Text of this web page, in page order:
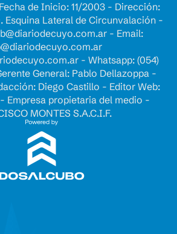
de Inicio: 11/2003 - Dirección:
Esquina Lateral de Circunvalación -
- Email:
- Whatsapp: (054)
General: Pablo Dellazoppa -
Diego Castillo - Editor Web:
Empresa propietaria del medio -
MONTES S.A.C.I.F.